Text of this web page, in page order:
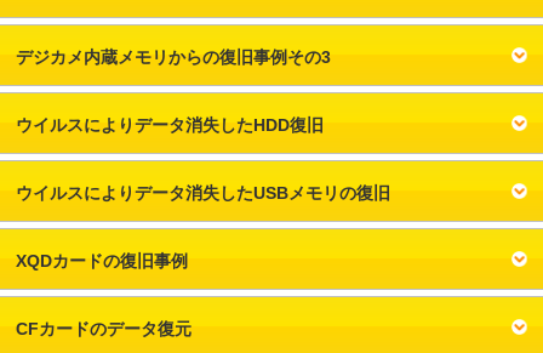
デジカメ内蔵メモリからの復旧事例その3
ウイルスによりデータ消失したHDD復旧
ウイルスによりデータ消失したUSBメモリの復旧
XQDカードの復旧事例
CFカードのデータ復元